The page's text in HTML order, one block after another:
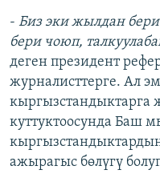
- Биз эки жылдан
бери чоюп,
деген президент
журналисттерге. Ал
кыргызстандыктарга
куттуктоосунда Баш
ажырагыс бөлүгү